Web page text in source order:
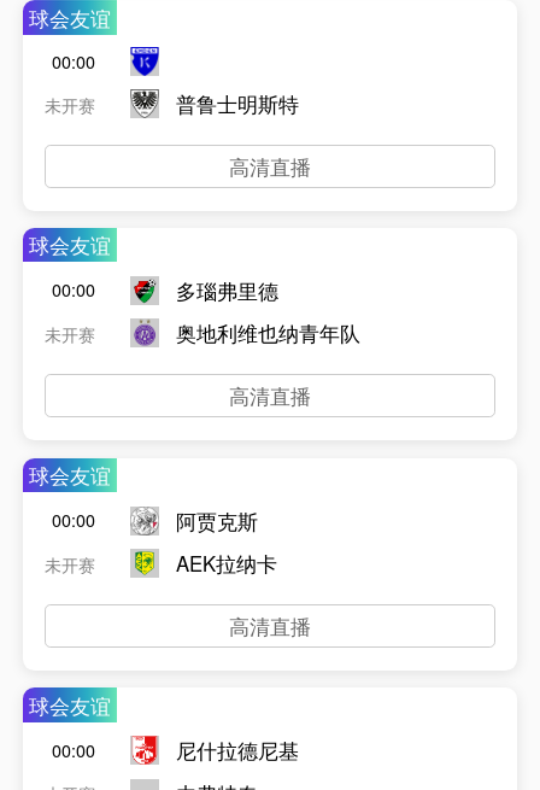
球会友谊
00:00
未开赛
普鲁士明斯特
高清直播
球会友谊
00:00
未开赛
多瑙弗里德
奥地利维也纳青年队
高清直播
球会友谊
00:00
未开赛
阿贾克斯
AEK拉纳卡
高清直播
球会友谊
00:00
尼什拉德尼基